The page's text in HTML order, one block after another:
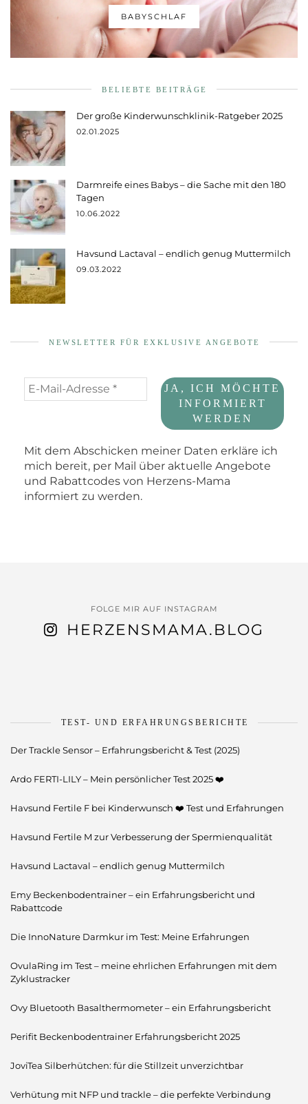
BABYSCHLAF
BELIEBTE BEITRÄGE
Der große Kinderwunschklinik-Ratgeber 2025
02.01.2025
Darmreife eines Babys – die Sache mit den 180
Tagen
10.06.2022
Havsund Lactaval – endlich genug Muttermilch
09.03.2022
NEWSLETTER FÜR EXKLUSIVE ANGEBOTE
Mit dem Abschicken meiner Daten erkläre ich
mich bereit, per Mail über aktuelle Angebote
und Rabattcodes von Herzens-Mama
informiert zu werden.
FOLGE MIR AUF INSTAGRAM
HERZENSMAMA.BLOG
TEST- UND ERFAHRUNGSBERICHTE
Der Trackle Sensor – Erfahrungsbericht & Test (2025)
Ardo FERTI-LILY – Mein persönlicher Test 2025 ❤️
Havsund Fertile F bei Kinderwunsch ❤️ Test und Erfahrungen
Havsund Fertile M zur Verbesserung der Spermienqualität
Havsund Lactaval – endlich genug Muttermilch
Emy Beckenbodentrainer – ein Erfahrungsbericht und
Rabattcode
Die InnoNature Darmkur im Test: Meine Erfahrungen
OvulaRing im Test – meine ehrlichen Erfahrungen mit dem
Zyklustracker
Ovy Bluetooth Basalthermometer – ein Erfahrungsbericht
Perifit Beckenbodentrainer Erfahrungsbericht 2025
JoviTea Silberhütchen: für die Stillzeit unverzichtbar
Verhütung mit NFP und trackle – die perfekte Verbindung